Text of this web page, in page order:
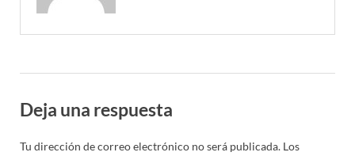
Deja una respuesta
Tu dirección de correo electrónico no será publicada. Los